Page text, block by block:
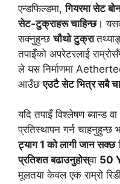
एन्डफिल्डमा,गियरमा सेट
सेट-टुक्राहरू चाहिन्छ।
सक्नुहुन्छचौथो टुक्रा
तपाइँको अपरेटरलाई
ले यस निर्माणमा
आउँछएउटै सेट भित्र सबै
यदि तपाइँ विश्लेषण ब्यान्ड
प्रतिस्थापन गर्न चाहनुहुन्छ
ट्याग 1 को लागी जान सक्छ
प्रतिशत बढाउनुहोस्वा 50
मूलतया केवल एक राम्रो